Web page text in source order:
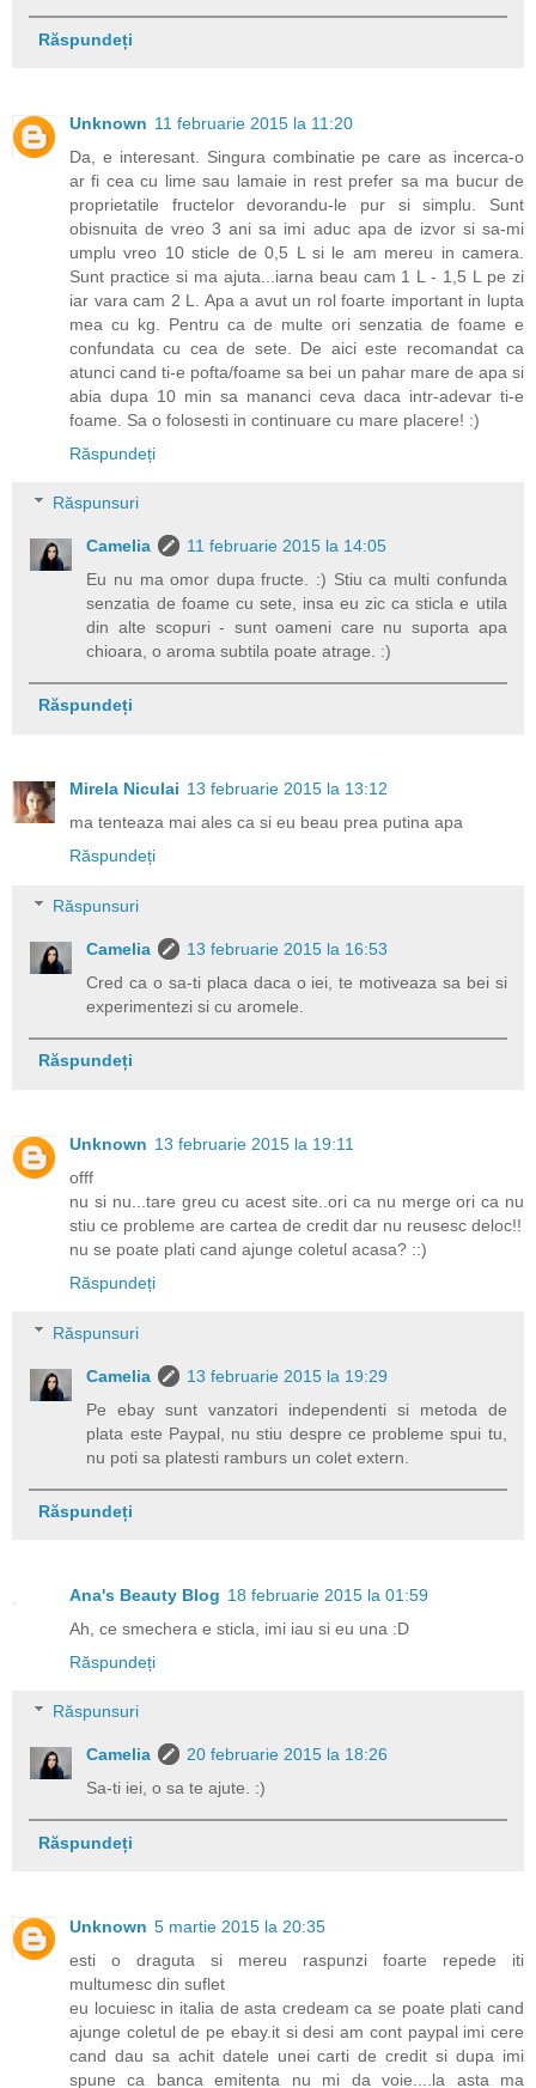
Răspundeți
Unknown 11 februarie 2015 la 11:20
Da, e interesant. Singura combinatie pe care as incerca-o
ar fi cea cu lime sau lamaie in rest prefer sa ma bucur de
proprietatile fructelor devorandu-le pur si simplu. Sunt
obisnuita de vreo 3 ani sa imi aduc apa de izvor si sa-mi
umplu vreo 10 sticle de 0,5 L si le am mereu in camera.
Sunt practice si ma ajuta...iarna beau cam 1 L - 1,5 L pe zi
iar vara cam 2 L. Apa a avut un rol foarte important in lupta
mea cu kg. Pentru ca de multe ori senzatia de foame e
confundata cu cea de sete. De aici este recomandat ca
atunci cand ti-e pofta/foame sa bei un pahar mare de apa si
abia dupa 10 min sa mananci ceva daca intr-adevar ti-e
foame. Sa o folosesti in continuare cu mare placere! :)
Răspundeți
Răspunsuri
Camelia
11 februarie 2015 la 14:05
Eu nu ma omor dupa fructe. :) Stiu ca multi confunda
senzatia de foame cu sete, insa eu zic ca sticla e utila
din alte scopuri - sunt oameni care nu suporta apa
chioara, o aroma subtila poate atrage. :)
Răspundeți
Mirela Niculai 13 februarie 2015 la 13:12
ma tenteaza mai ales ca si eu beau prea putina apa
Răspundeți
Răspunsuri
Camelia
13 februarie 2015 la 16:53
Cred ca o sa-ti placa daca o iei, te motiveaza sa bei si
experimentezi si cu aromele.
Răspundeți
Unknown 13 februarie 2015 la 19:11
offf
nu si nu...tare greu cu acest site..ori ca nu merge ori ca nu
stiu ce probleme are cartea de credit dar nu reusesc deloc!!
nu se poate plati cand ajunge coletul acasa? ::)
Răspundeți
Răspunsuri
Camelia
13 februarie 2015 la 19:29
Pe ebay sunt vanzatori independenti si metoda de
plata este Paypal, nu stiu despre ce probleme spui tu,
nu poti sa platesti ramburs un colet extern.
Răspundeți
Ana's Beauty Blog 18 februarie 2015 la 01:59
Ah, ce smechera e sticla, imi iau si eu una :D
Răspundeți
Răspunsuri
Camelia
20 februarie 2015 la 18:26
Sa-ti iei, o sa te ajute. :)
Răspundeți
Unknown 5 martie 2015 la 20:35
esti o draguta si mereu raspunzi foarte repede iti
multumesc din suflet
eu locuiesc in italia de asta credeam ca se poate plati cand
ajunge coletul de pe ebay.it si desi am cont paypal imi cere
cand dau sa achit datele unei carti de credit si dupa imi
spune ca banca emitenta nu mi da voie....la asta ma